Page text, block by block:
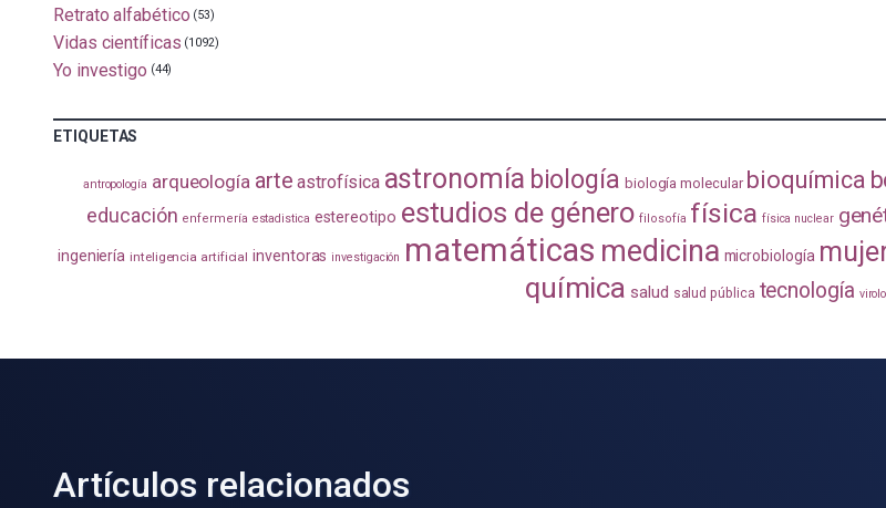
Retrato alfabético (53)
Vidas científicas (1092)
Yo investigo (44)
ETIQUETAS
antropología arqueología arte astrofísica astronomía biología biología molecular bioquímica
educación enfermería estadistica estereotipo estudios de género filosofía física física nuclear
ingeniería inteligencia artificial inventoras investigación matemáticas medicina microbiología
química salud salud pública tecnología
Artículos relacionados